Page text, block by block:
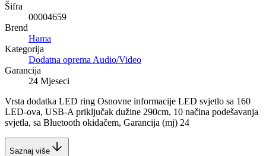
Šifra
00004659
Brend
Hama
Kategorija
Dodatna oprema Audio/Video
Garancija
24 Mjeseci
Vrsta dodatka LED ring Osnovne informacije LED svjetlo sa 160
LED-ova, USB-A priključak dužine 290cm, 10 načina podešavanja
svjetla, sa Bluetooth okidačem, Garancija (mj) 24
Saznaj više